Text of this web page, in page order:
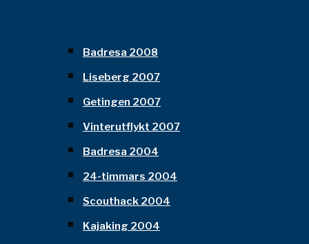
Badresa 2008
Liseberg 2007
Getingen 2007
Vinterutflykt 2007
Badresa 2004
24-timmars 2004
Scouthack 2004
Kajaking 2004